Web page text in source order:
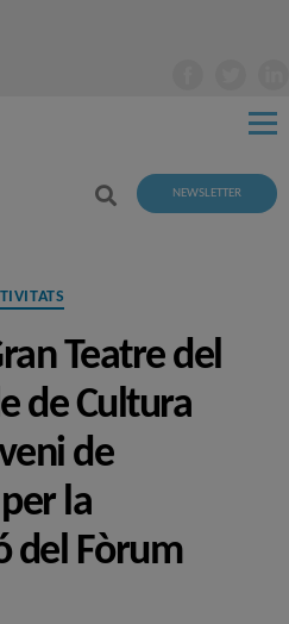
NEWSLETTER
Categories
Teatre del
de Cultura
de
la
del Fòrum